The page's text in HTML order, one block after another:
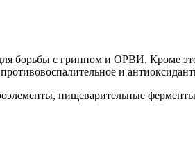
борьбы с гриппом и ОРВИ. Кроме
и
пищеварительные